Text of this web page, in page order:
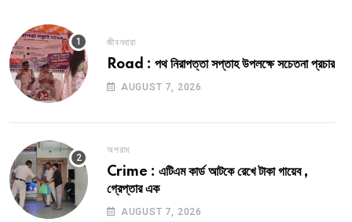
জীবনধারা
Road : পথ নিরাপত্তা সপ্তাহ উপলক্ষে সচেতনা প্রচার
AUGUST 7, 2026
অপরাধ
Crime : এটিএম কার্ড আটকে রেখে টাকা গায়েব ,
গ্রেপ্তার এক
AUGUST 7, 2026